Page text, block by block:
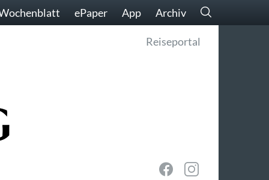
ePaper App Archiv
Reiseportal